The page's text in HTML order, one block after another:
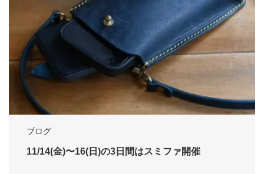
ブログ
11/14(金)〜16(日)の3日間はスミファ開催